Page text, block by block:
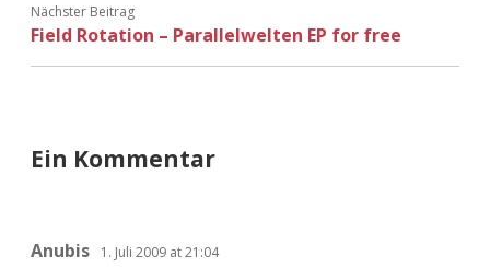
Nächster Beitrag
Field Rotation – Parallelwelten EP for free
Ein Kommentar
Anubis 1. Juli 2009 at 21:04